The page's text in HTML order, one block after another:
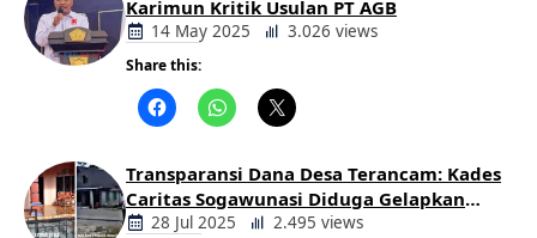
Karimun Kritik Usulan PT AGB
14 May 2025 3.026 views
Share this:
Transparansi Dana Desa Terancam: Kades
Caritas Sogawunasi Diduga Gelapkan
Bantuan untuk Warga
28 Jul 2025 2.495 views